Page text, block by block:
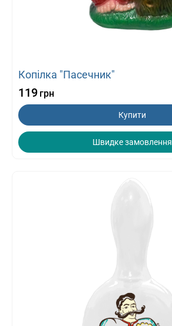
Копілка "Пасечник"
119 грн
Купити
Швидке замовлення